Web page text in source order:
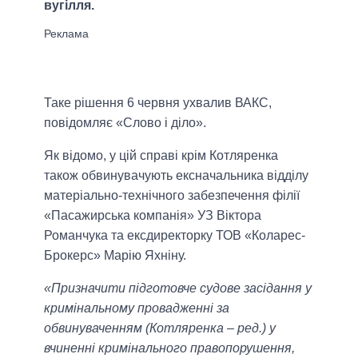
вугілля.
Таке рішення 6 червня ухвалив ВАКС,
повідомляє «Слово і діло».
Як відомо, у цій справі крім Котляренка
також обвинувачують ексначальника відділу
матеріально-технічного забезпечення філії
«Пасажирська компанія» УЗ Віктора
Романчука та ексдиректорку ТОВ «Коларес-
Брокерс» Марію Яхніну.
«Призначити підготовче судове засідання у
кримінальному провадженні за
обвинуваченням (Котляренка – ред.) у
вчиненні кримінального правопорушення,